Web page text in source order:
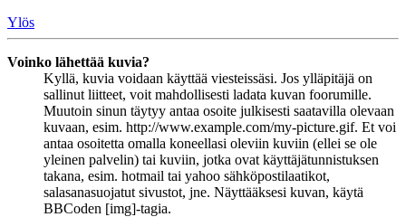
Ylös
Voinko lähettää kuvia?
Kyllä, kuvia voidaan käyttää viesteissäsi. Jos ylläpitäjä on
sallinut liitteet, voit mahdollisesti ladata kuvan foorumille.
Muutoin sinun täytyy antaa osoite julkisesti saatavilla olevaan
kuvaan, esim. http://www.example.com/my-picture.gif. Et voi
antaa osoitetta omalla koneellasi oleviin kuviin (ellei se ole
yleinen palvelin) tai kuviin, jotka ovat käyttäjätunnistuksen
takana, esim. hotmail tai yahoo sähköpostilaatikot,
salasanasuojatut sivustot, jne. Näyttääksesi kuvan, käytä
BBCoden [img]-tagia.